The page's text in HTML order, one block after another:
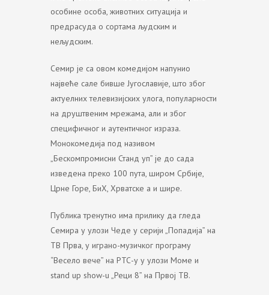
особине особа, животних ситуација и
предрасуда о сортама људским и
нељудским.
Семир је са овом комедијом напунио
највеће сале бивше Југославије, што због
актуелних телевизијских улога, популарности
на друштвеним мрежама, али и због
специфичног и аутентичног израза.
Монокомедија под називом
„Бескомпромисни Станд уп” је до сада
изведена преко 100 пута, широм Србије,
Црне Горе, БиХ, Хрватске а и шире.
Публика тренутно има прилику да гледа
Семира у улози Чеде у серији „Попадија” на
ТВ Прва, у играно-музичког програму
“Весело вече” на РТС-у у улози Моме и
stand up show-u „Реци 8” на Првој ТВ.